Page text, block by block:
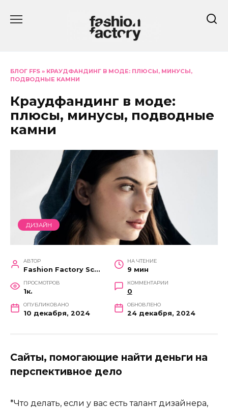
БЛОГ FFS » КРАУДФАНДИНГ В МОДЕ: ПЛЮСЫ, МИНУСЫ,
ПОДВОДНЫЕ КАМНИ
Краудфандинг в моде:
плюсы, минусы, подводные
камни
ДИЗАЙН
АВТОР
Fashion Factory School
НА ЧТЕНИЕ
9 мин
ПРОСМОТРОВ
1к.
КОММЕНТАРИИ
0
ОПУБЛИКОВАНО
10 декабря, 2024
ОБНОВЛЕНО
24 декабря, 2024
Сайты, помогающие найти деньги на
перспективное дело
*Что делать, если у вас есть талант дизайнера,